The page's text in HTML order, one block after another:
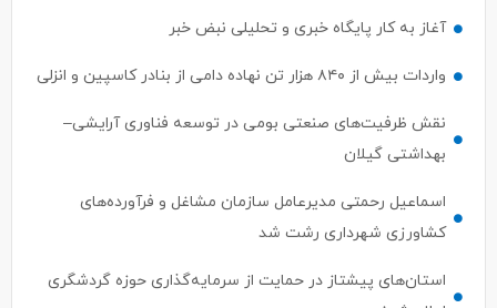
آغاز به کار پایگاه خبری و تحلیلی نبض خبر
واردات بیش از ۸۴۰ هزار تن نهاده دامی از بنادر كاسپین و انزلی
نقش ظرفیت‌های صنعتی بومی در توسعه فناوری آرایشی–
بهداشتی گیلان
اسماعیل رحمتی مدیرعامل سازمان مشاغل و فرآورده‌های
کشاورزی شهرداری رشت شد
استان‌های پیشتاز در حمایت از سرمایه‌گذاری حوزه گردشگری